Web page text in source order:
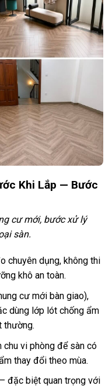
Khi Lắp — Bước
cư mới, bước xử lý
sàn.
chuyên dụng, không thi
khô an toàn.
cư mới bàn giao),
dùng lớp lót chống ẩm
thường.
chu vi phòng để sàn có
thay đổi theo mùa.
đặc biệt quan trọng với